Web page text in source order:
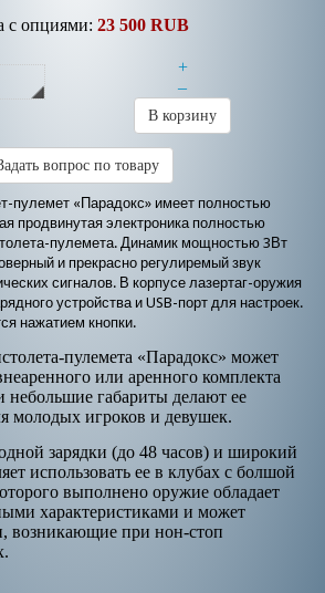
с опциями: 23 500 RUB
+
–
В корзину
вопрос по товару
пулемет «Парадокс» имеет полностью
продвинутая электроника полностью
пулемета. Динамик мощностью 3Вт
и прекрасно регулиремый звук
сигналов. В корпусе лазертаг-оружия
устройства и USB-порт для настроек.
нажатием кнопки.
пулемета «Парадокс» может
или аренного комплекта
небольшие габариты делают ее
молодых игроков и девушек.
зарядки (до 48 часов) и широкий
использовать ее в клубах с болшой
выполнено оружие обладает
характеристиками и может
возникающие при нон-стоп